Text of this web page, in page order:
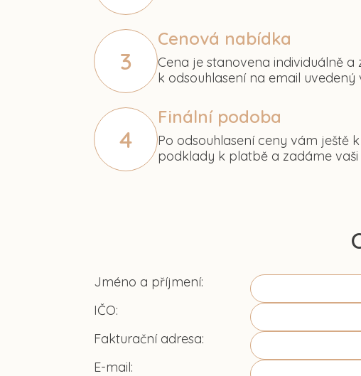
3
Cenová nabídka
Cena je stanovena individuálně
k odsouhlasení na email uvedený
4
Finální podoba
Po odsouhlasení ceny vám ještě
podklady k platbě a zadáme
Jméno a příjmení:
IČO:
Fakturační adresa:
E-mail: